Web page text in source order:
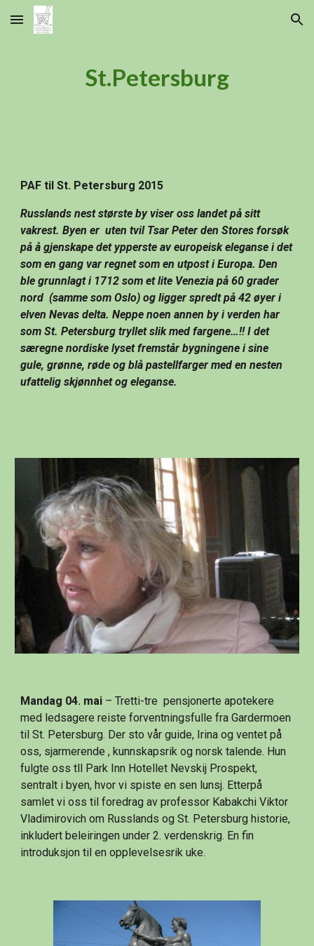
Skip to main content Skip to navigation
St.Petersburg
PAF til St. Petersburg 2015
Russlands nest største by viser oss landet på sitt
vakrest. Byen er  uten tvil Tsar Peter den Stores forsøk
på å gjenskape det ypperste av europeisk eleganse i det
som en gang var regnet som en utpost i Europa. Den
ble grunnlagt i 1712 som et lite Venezia på 60 grader
nord  (samme som Oslo) og ligger spredt på 42 øyer i
elven Nevas delta. Neppe noen annen by i verden har
som St. Petersburg tryllet slik med fargene…!! I det
særegne nordiske lyset fremstår bygningene i sine
gule, grønne, røde og blå pastellfarger med en nesten
ufattelig skjønnhet og eleganse.
Mandag 04. mai – Tretti-tre  pensjonerte apotekere
med ledsagere reiste forventningsfulle fra Gardermoen
til St. Petersburg. Der sto vår guide, Irina og ventet på
oss, sjarmerende , kunnskapsrik og norsk talende. Hun
fulgte oss tll Park Inn Hotellet Nevskij Prospekt,
sentralt i byen, hvor vi spiste en sen lunsj. Etterpå
samlet vi oss til foredrag av professor Kabakchi Viktor
Vladimirovich om Russlands og St. Petersburg historie,
inkludert beleiringen under 2. verdenskrig. En fin
introduksjon til en opplevelsesrik uke.